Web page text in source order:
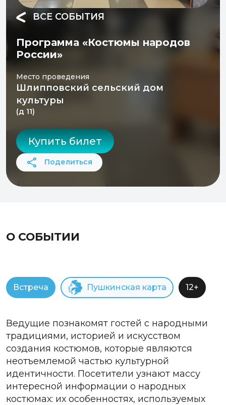
ВСЕ СОБЫТИЯ
Программа «Костюмы народов
России»
Место проведения
Шлипповский сельский дом
культуры
(д 11)
Купить билет
Поделиться
О СОБЫТИИ
Встреча Пушкинская карта 12+
Ведущие познакомят гостей с народными
традициями, историей и искусством
создания костюмов, которые являются
неотъемлемой частью культурной
идентичности. Посетители узнают массу
интересной информации о народных
костюмах: их особенностях, используемых